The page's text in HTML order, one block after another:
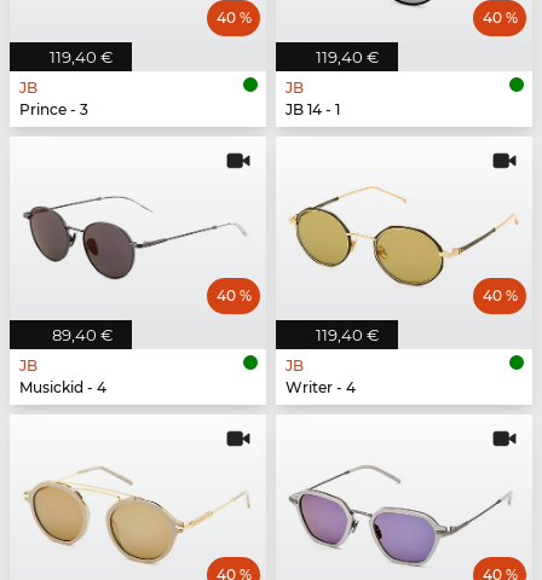
119,40 €
40 %
JB
Prince - 3
119,40 €
40 %
JB
JB 14 - 1
89,40 €
40 %
JB
Musickid - 4
119,40 €
40 %
JB
Writer - 4
40 % 40 %